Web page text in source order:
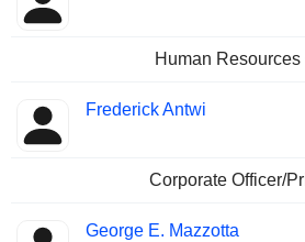
Human Resources
Frederick Antwi
Corporate Officer/
George E. Mazzotta